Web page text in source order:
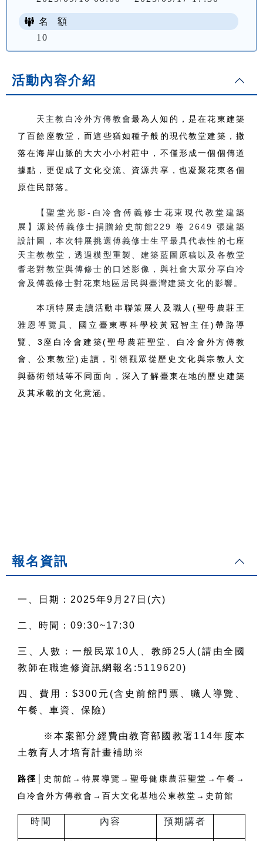
名 額
10
活動內容介紹
天主教白冷外方傳教會最為人知的，是在花東建築
了百餘座教堂，而這些猶如種子般的現代教堂建築，撒
落在海岸山脈的大大小小村莊中，不僅形成一個個傳道
據點，更促成了文化交流、資源共享，也凝聚花東各個
原住民部落。
【聖堂光影-白冷會傅義修士花東現代教堂建築
展】源於傅義修士捐贈給史前館229 卷 2649 張建築
設計圖，本次特展挑選傅義修士生平最具代表性的七座
天主教教堂，透過模型重製、建築藍圖原稿以及各教堂
耆老對教堂與傅修士的口述影像，與社會大眾分享白冷
會及傅義修士對花東地區居民與臺灣建築文化的影響。
本項特展走讀活動串聯策展人及職人(聖母農莊王
雅恩導覽員 、國立臺東專科學校黃冠智主任)帶路導
覽、3座白冷會建築(聖母農莊聖堂、白冷會外方傳教
會、公東教堂)走讀，引領觀眾從歷史文化與宗教人文
與藝術領域等不同面向，深入了解臺東在地的歷史建築
及其承載的文化意涵。
報名資訊
一、日期：2025年9月27日(六)
二、時間：09:30~17:30
三、人數：一般民眾10人、教師25人(請由全國
教師在職進修資訊網報名:5119620)
四、費用：$300元(含史前館門票、職人導覽、
午餐、車資、保險)
※本案部分經費由教育部國教署114年度本
土教育人才培育計畫補助※
路徑│
史前館→特展導覽→聖母健康農莊聖堂→午餐→
白冷會外方傳教會→百大文化基地公東教堂→史前館
時間 內容 預期講者